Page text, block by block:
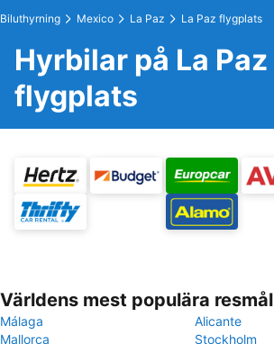
Biluthyrning Mexico La Paz La Paz flygplats
Hyrbilar på La Paz
flygplats
Världens mest populära resmål
Málaga
Alicante
Mallorca
Stockholm